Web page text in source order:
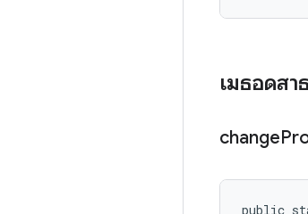
เมธอดสา
change
public